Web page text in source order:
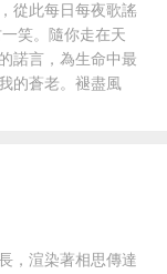
從此每日每夜歌謠
笑。隨你走在天
諾言，為生命中最
的蒼老。褪盡風
，渲染著相思傳達